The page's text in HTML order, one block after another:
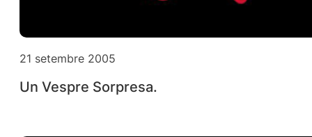
21 setembre 2005
Un Vespre Sorpresa.